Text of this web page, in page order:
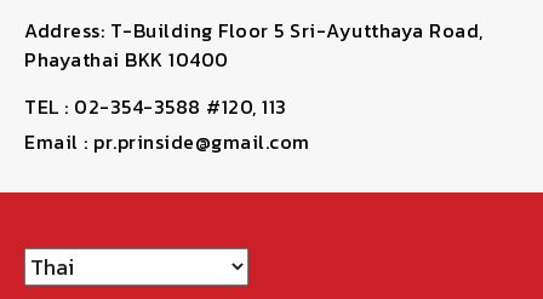
Address: T-Building Floor 5 Sri-Ayutthaya Road,
Phayathai BKK 10400
TEL : 02-354-3588 #120, 113
Email : pr.prinside@gmail.com